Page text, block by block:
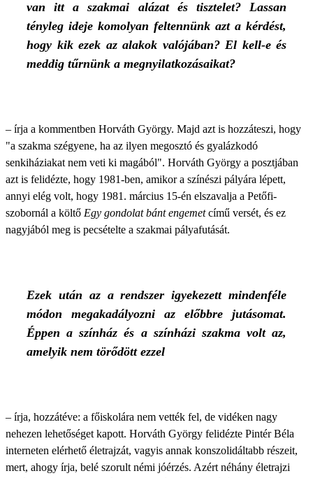
van itt a szakmai alázat és tisztelet? Lassan
tényleg ideje komolyan feltennünk azt a kérdést,
hogy kik ezek az alakok valójában? El kell-e és
meddig tűrnünk a megnyilatkozásaikat?
– írja a kommentben Horváth György. Majd azt is hozzáteszi, hogy
"a szakma szégyene, ha az ilyen megosztó és gyalázkodó
senkiháziakat nem veti ki magából". Horváth György a posztjában
azt is felidézte, hogy 1981-ben, amikor a színészi pályára lépett,
annyi elég volt, hogy 1981. március 15-én elszavalja a Petőfi-
szobornál a költő Egy gondolat bánt engemetcímű versét, és ez
nagyjából meg is pecsételte a szakmai pályafutását.
Ezek után az a rendszer igyekezett mindenféle
módon megakadályozni az előbbre jutásomat.
Éppen a színház és a színházi szakma volt az,
amelyik nem törődött ezzel
– írja, hozzátéve: a főiskolára nem vették fel, de vidéken nagy
nehezen lehetőséget kapott. Horváth György felidézte Pintér Béla
interneten elérhető életrajzát, vagyis annak konszolidáltabb részeit,
mert, ahogy írja, belé szorult némi jóérzés. Azért néhány életrajzi